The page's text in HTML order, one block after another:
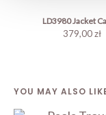
LD3980 Jacket
379,00 zł
YOU MAY ALSO